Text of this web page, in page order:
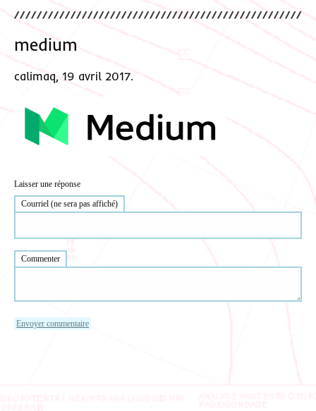
medium
calimaq, 19 avril 2017.
Laisser une réponse
Courriel (ne sera pas affiché)
Commenter